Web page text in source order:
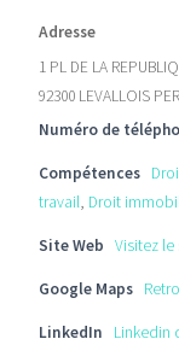
Adresse
1 PL DE LA
92300 LEVALLOIS
Numéro de
Compétences
travail, Droit
Site Web Visitez
Google Maps
LinkedIn Linkedin